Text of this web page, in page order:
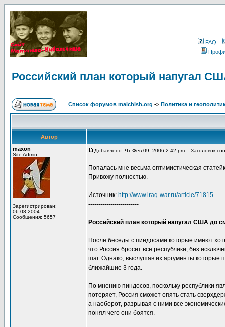
FAQ
Российский план который напугал
Список форумов malchish.org -> Политика и
Автор
maxon
Site Admin
Зарегистрирован:
06.08.2004
Сообщения: 5657
Добавлено: Чт Фев 09, 2006 2:42 pm Заголовок
Попалась мне весьма оптимистическая
Привожу полностью.
Источник: http://www.iraq-war.ru/article/71815
-------------------------
Российский план который напугал США до
После беседы с пиндосами которые имеют
что Россия бросит все республики, без
шаг. Однако, выслушав их аргументы которые
ближайшие 3 года.
По мнению пиндосов, поскольку республики
потеряет, Россия сможет опять стать
а наоборот, разрывая с ними все
понял чего они боятся.